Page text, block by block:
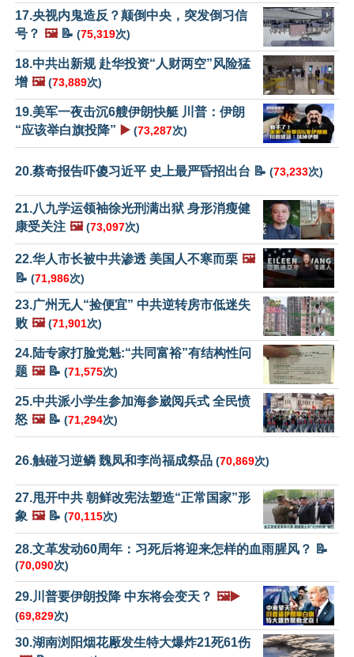
17.央视内鬼造反？颠倒中央，突发倒习信
号？ 🖼️📝 (75,319次)
18.中共出新规 赴华投资“人财两空”风险猛
增 🖼️ (73,889次)
19.美军一夜击沉6艘伊朗快艇 川普：伊朗
“应该举白旗投降” ▶️ (73,287次)
20.蔡奇报告吓傻习近平 史上最严昏招出台 📝 (73,233次)
21.八九学运领袖徐光刑满出狱 身形消瘦健
康受关注 🖼️ (73,097次)
22.华人市长被中共渗透 美国人不寒而栗 🖼️
📝 (71,986次)
23.广州无人“捡便宜” 中共逆转房市低迷失
败 🖼️ (71,901次)
24.陆专家打脸党魁:“共同富裕”有结构性问
题 🖼️📝 (71,575次)
25.中共派小学生参加海参崴阅兵式 全民愤
怒 🖼️📝 (71,294次)
26.触碰习逆鳞 魏凤和李尚福成祭品 (70,869次)
27.甩开中共 朝鲜改宪法塑造“正常国家”形
象 🖼️📝 (70,115次)
28.文革发动60周年：习死后将迎来怎样的血雨腥风？ 📝
(70,090次)
29.川普要伊朗投降 中东将会变天？ 🖼️▶️
(69,829次)
30.湖南浏阳烟花厰发生特大爆炸21死61伤